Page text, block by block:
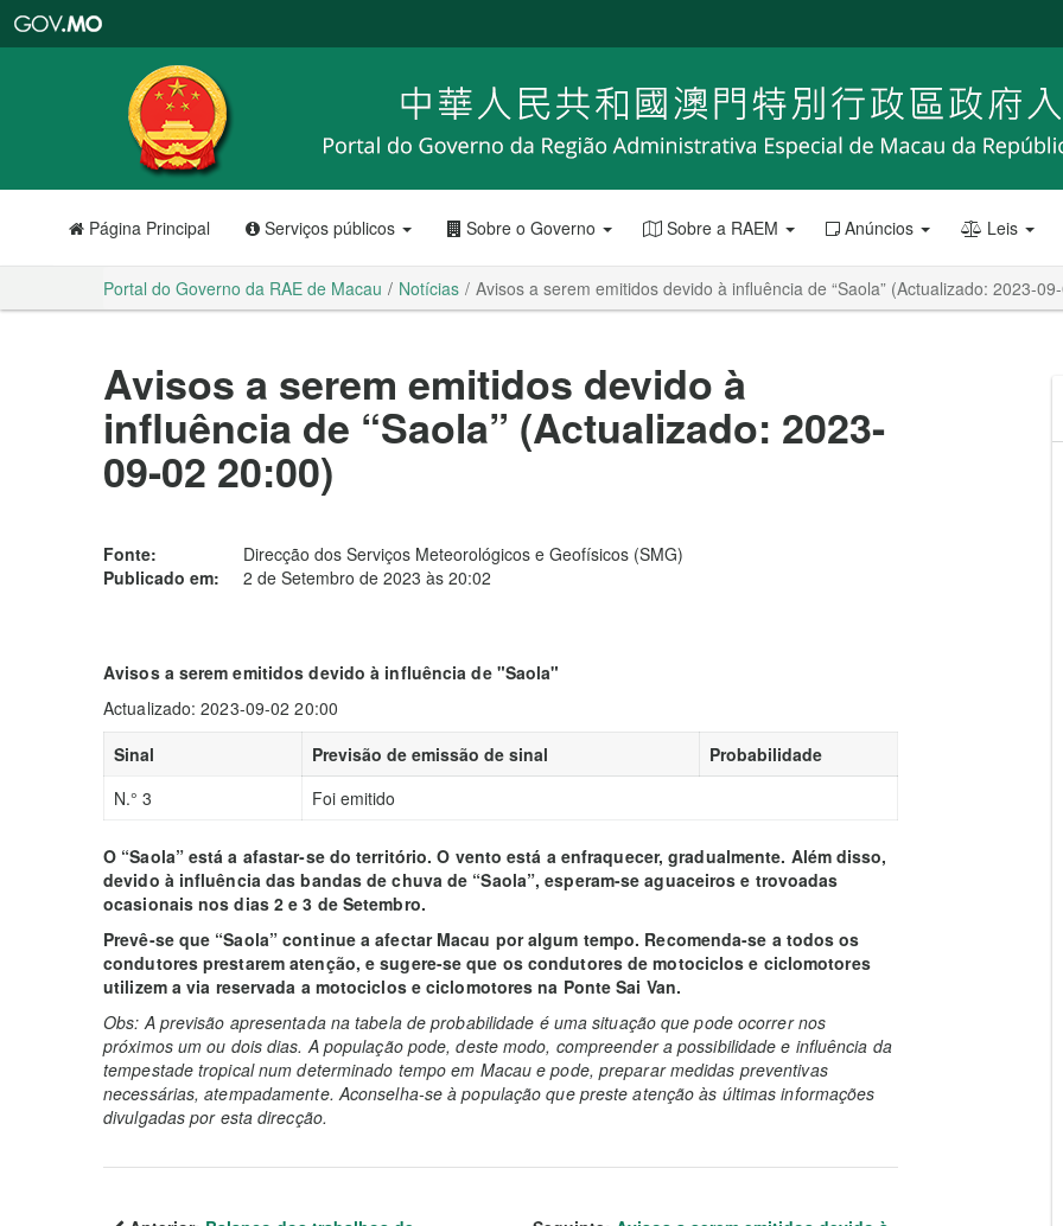
RAE
de
Macau
Página Principal Serviços públicos Sobre o Governo Sobre a RAEM Anúncios Leis
Portal do Governo da RAE de Macau Notícias Avisos a serem emitidos devido à influência de “Saola” (Actualizado: 2023-
Avisos a serem emitidos devido à
influência de “Saola” (Actualizado: 2023-
09-02 20:00)
Fonte:
Direcção dos Serviços Meteorológicos e Geofísicos (SMG)
Publicado em:
2 de Setembro de 2023 às 20:02
Avisos a serem emitidos devido à influência de "Saola"
Actualizado: 2023-09-02 20:00
Sinal
Previsão de emissão de sinal
Probabilidade
N.° 3
Foi emitido
O “Saola” está a afastar-se do território. O vento está a enfraquecer, gradualmente. Além disso,
devido à influência das bandas de chuva de “Saola”, esperam-se aguaceiros e trovoadas
ocasionais nos dias 2 e 3 de Setembro.
Prevê-se que “Saola” continue a afectar Macau por algum tempo. Recomenda-se a todos os
condutores prestarem atenção, e sugere-se que os condutores de motociclos e ciclomotores
utilizem a via reservada a motociclos e ciclomotores na Ponte Sai Van.
Obs: A previsão apresentada na tabela de probabilidade é uma situação que pode ocorrer nos
próximos um ou dois dias. A população pode, deste modo, compreender a possibilidade e influência da
tempestade tropical num determinado tempo em Macau e pode, preparar medidas preventivas
necessárias, atempadamente. Aconselha-se à população que preste atenção às últimas informações
divulgadas por esta direcção.